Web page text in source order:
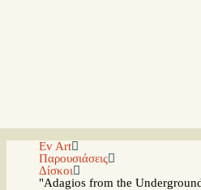
Ev Art
Παρουσιάσεις
Δίσκοι
"Adagios from the